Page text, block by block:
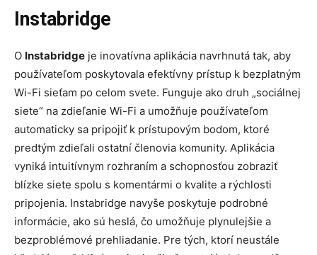
Instabridge
O Instabridge je inovatívna aplikácia navrhnutá tak, aby
používateľom poskytovala efektívny prístup k bezplatným
Wi-Fi sieťam po celom svete. Funguje ako druh „sociálnej
siete“ na zdieľanie Wi-Fi a umožňuje používateľom
automaticky sa pripojiť k prístupovým bodom, ktoré
predtým zdieľali ostatní členovia komunity. Aplikácia
vyniká intuitívnym rozhraním a schopnosťou zobraziť
blízke siete spolu s komentármi o kvalite a rýchlosti
pripojenia. Instabridge navyše poskytuje podrobné
informácie, ako sú heslá, čo umožňuje plynulejšie a
bezproblémové prehliadanie. Pre tých, ktorí neustále